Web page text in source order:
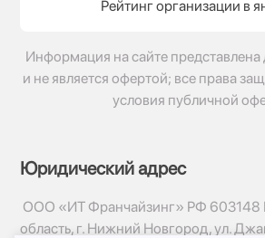
Рейтинг организации в
Информация на сайте представлена
и не является офертой; все права
условия публичной
Юридический адрес
ООО «ИТ Франчайзинг» РФ 603148
область, г. Нижний Новгород, ул.